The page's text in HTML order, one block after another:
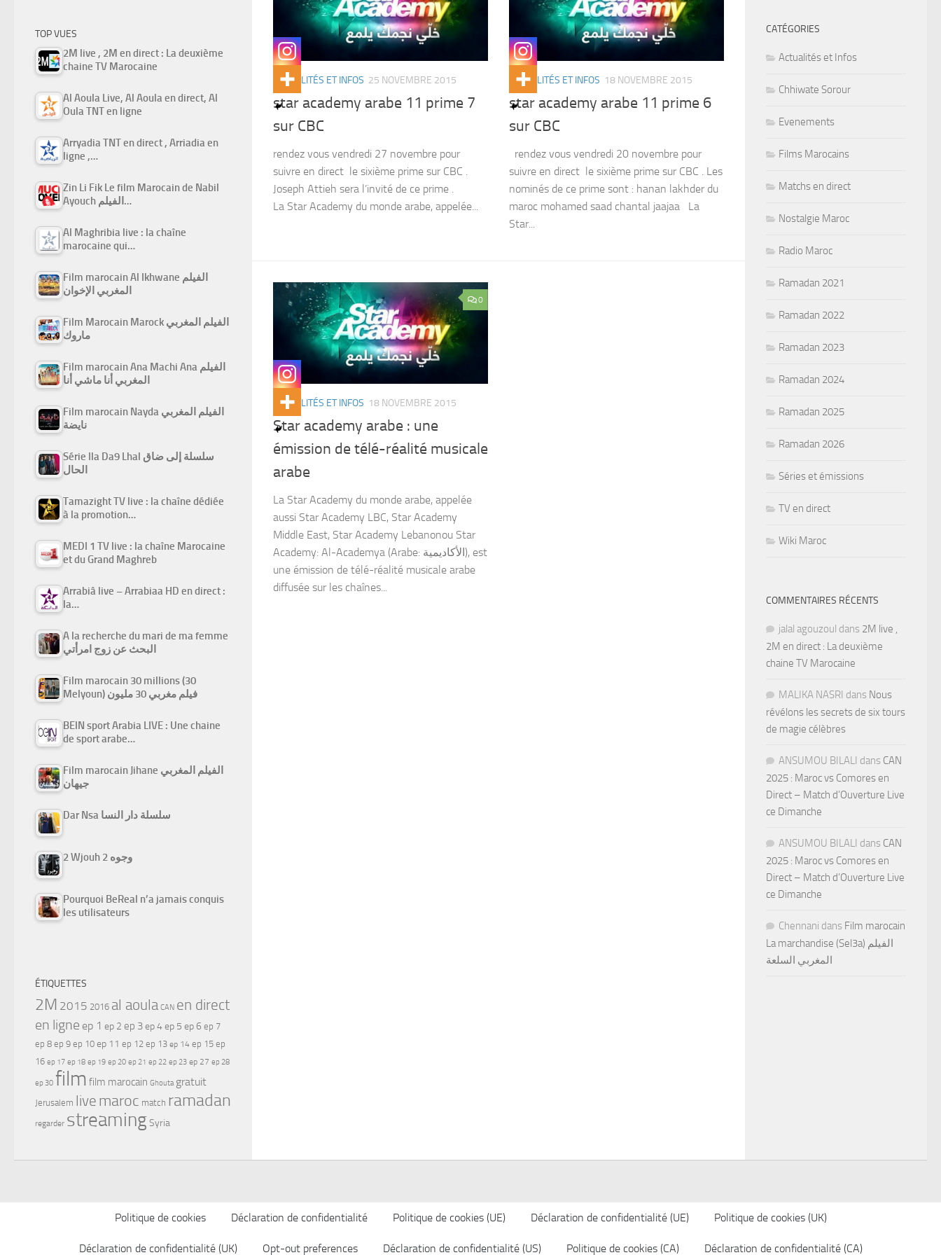
ACTUALITÉS ET INFOS 25 NOVEMBRE 2015
star academy arabe 11 prime 7
sur CBC
rendez vous vendredi 27 novembre pour
suivre en direct le sixième prime sur CBC .
Joseph Attieh sera l’invité de ce prime .
La Star Academy du monde arabe, appelée...
ACTUALITÉS ET INFOS 18 NOVEMBRE 2015
star academy arabe 11 prime 6
sur CBC
rendez vous vendredi 20 novembre pour
suivre en direct le sixième prime sur CBC . Les
nominés de ce prime sont : hanan lakhder du
maroc mohamed saad chantal jaajaa La
Star...
0
ACTUALITÉS ET INFOS 18 NOVEMBRE 2015
Star academy arabe : une
émission de télé-réalité musicale
arabe
La Star Academy du monde arabe, appelée
aussi Star Academy LBC, Star Academy
Middle East, Star Academy Lebanonou Star
Academy: Al-Academya (Arabe: الأكاديمية), est
une émission de télé-réalité musicale arabe
diffusée sur les chaînes...
TOP VUES
2M live , 2M en direct : La deuxième
chaine TV Marocaine
Al Aoula Live, Al Aoula en direct, Al
Oula TNT en ligne
Arryadia TNT en direct , Arriadia en
ligne ,…
Zin Li Fik Le film Marocain de Nabil
Ayouch الفيلم…
Al Maghribia live : la chaîne
marocaine qui…
Film marocain Al Ikhwane الفيلم
المغربي الإخوان
Film Marocain Marock الفيلم المغربي
ماروك
Film marocain Ana Machi Ana الفيلم
المغربي أنا ماشي أنا
Film marocain Nayda الفيلم المغربي
نايضة
Série Ila Da9 Lhal سلسلة إلى ضاق
الحال
Tamazight TV live : la chaîne dédiée
à la promotion…
MEDI 1 TV live : la chaîne Marocaine
et du Grand Maghreb
Arrabiâ live – Arrabiaa HD en direct :
la…
A la recherche du mari de ma femme
البحث عن زوج امرأتي
Film marocain 30 millions (30
Melyoun) فيلم مغربي 30 مليون
BEIN sport Arabia LIVE : Une chaine
de sport arabe…
Film marocain Jihane الفيلم المغربي
جيهان
Dar Nsa سلسلة دار النسا
2 Wjouh 2 وجوه
Pourquoi BeReal n’a jamais conquis
les utilisateurs
ÉTIQUETTES
2M 2015 2016 al aoula CAN en direct
en ligne ep 1 ep 2 ep 3ep 4ep 5 ep 6 ep 7
ep 8 ep 9 ep 10 ep 11 ep 12 ep 13 ep 14 ep 15 ep
16 ep 17 ep 18 ep 19 ep 20 ep 21 ep 22 ep 23 ep 27 ep 28
ep 30 film film marocain Ghouta gratuit
Jerusalem live maroc match ramadan
regarder streamingSyria
CATÉGORIES
Actualités et Infos
Chhiwate Sorour
Evenements
Films Marocains
Matchs en direct
Nostalgie Maroc
Radio Maroc
Ramadan 2021
Ramadan 2022
Ramadan 2023
Ramadan 2024
Ramadan 2025
Ramadan 2026
Séries et émissions
TV en direct
Wiki Maroc
COMMENTAIRES RÉCENTS
jalal agouzoul dans 2M live ,
2M en direct : La deuxième
chaine TV Marocaine
MALIKA NASRI dans Nous
révélons les secrets de six tours
de magie célèbres
ANSUMOU BILALI dans CAN
2025 : Maroc vs Comores en
Direct – Match d’Ouverture Live
ce Dimanche
ANSUMOU BILALI dans CAN
2025 : Maroc vs Comores en
Direct – Match d’Ouverture Live
ce Dimanche
Chennani dans Film marocain
La marchandise (Sel3a) الفيلم
المغربي السلعة
Politique de cookies Déclaration de confidentialité Politique de cookies (UE) Déclaration de confidentialité (UE) Politique de cookies (UK)
Déclaration de confidentialité (UK) Opt-out preferences Déclaration de confidentialité (US) Politique de cookies (CA) Déclaration de confidentialité (CA)